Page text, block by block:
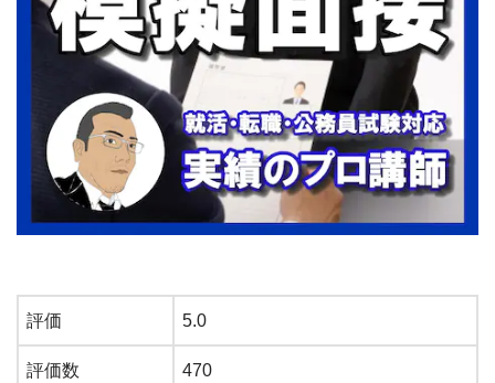
評価 5.0
評価数 470